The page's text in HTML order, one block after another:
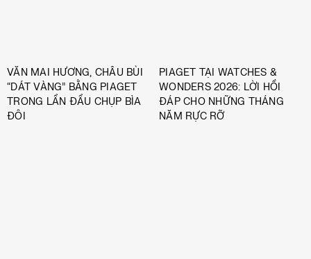
VĂN MAI HƯƠNG, CHÂU BÙI
“DÁT VÀNG” BẰNG PIAGET
TRONG LẦN ĐẦU CHỤP BÌA
ĐÔI
PIAGET TẠI WATCHES &
WONDERS 2026: LỜI HỒI
ĐÁP CHO NHỮNG THÁNG
NĂM RỰC RỠ